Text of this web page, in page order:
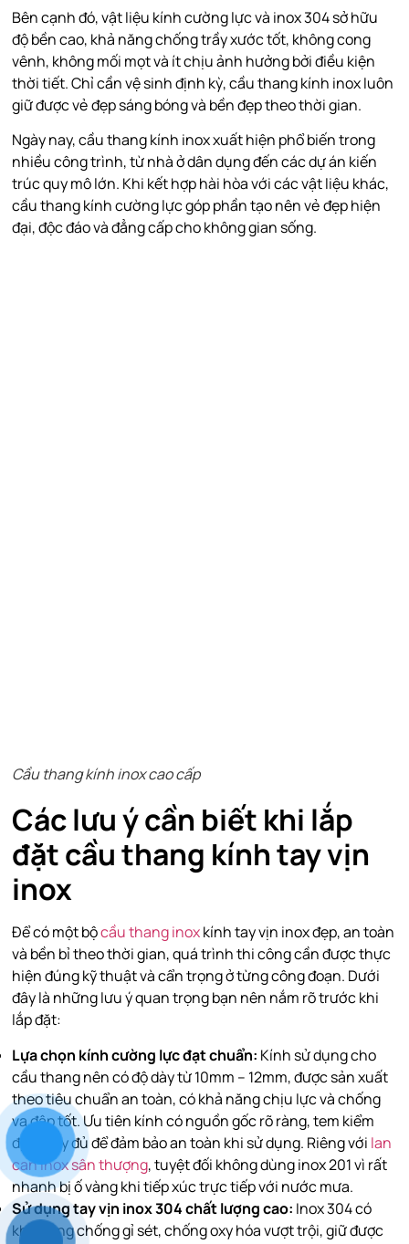
Bên cạnh đó, vật liệu kính cường lực và inox 304 sở hữu
độ bền cao, khả năng chống trầy xước tốt, không cong
vênh, không mối mọt và ít chịu ảnh hưởng bởi điều kiện
thời tiết. Chỉ cần vệ sinh định kỳ, cầu thang kính inox luôn
giữ được vẻ đẹp sáng bóng và bền đẹp theo thời gian.
Ngày nay, cầu thang kính inox xuất hiện phổ biến trong
nhiều công trình, từ nhà ở dân dụng đến các dự án kiến
trúc quy mô lớn. Khi kết hợp hài hòa với các vật liệu khác,
cầu thang kính cường lực góp phần tạo nên vẻ đẹp hiện
đại, độc đáo và đẳng cấp cho không gian sống.
Cầu thang kính inox cao cấp
Các lưu ý cần biết khi lắp
đặt cầu thang kính tay vịn
inox
Để có một bộcầu thang inoxkính tay vịn inox đẹp, an toàn
và bền bỉ theo thời gian, quá trình thi công cần được thực
hiệnđúng kỹ thuật và cẩn trọng ở từng công đoạn. Dưới
đây là những lưu ý quan trọng bạn nên nắm rõ trước khi
lắp đặt:
Lựa chọn kính cường lực đạt chuẩn: Kính sử dụng cho
cầu thang nên có độ dày từ10mm – 12mm, được sản xuất
theo tiêu chuẩn an toàn, có khả năng chịu lực và chống
va đập tốt. Ưu tiên kính cónguồn gốc rõ ràng, tem kiểm
định đầy đủđể đảm bảo an toàn khi sử dụng. Riêng với lan
can inox sân thượng, tuyệt đối không dùng inox 201 vì rất
nhanh bị ố vàng khi tiếp xúc trực tiếp với nước mưa.
Sử dụng tay vịn inox 304 chất lượng cao: Inox 304 có
khả năngchống gỉ sét, chống oxy hóavượt trội, giữ được